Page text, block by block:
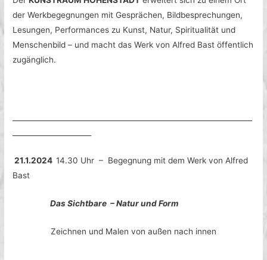
der Werkbegegnungen mit Gesprächen, Bildbesprechungen,
Lesungen, Performances zu Kunst, Natur, Spiritualität und
Menschenbild – und macht das Werk von Alfred Bast öffentlich
zugänglich.
21.1.2024 14.30 Uhr – Begegnung mit dem Werk von Alfred
Bast
Das Sichtbare – Natur und Form
Zeichnen und Malen von außen nach innen